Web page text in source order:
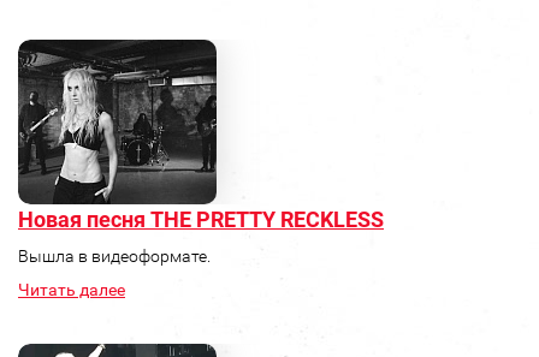
Новая песня THE PRETTY RECKLESS
Вышла в видеоформате.
Читать далее